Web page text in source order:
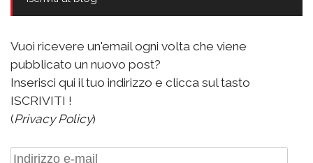
Vuoi ricevere un'email ogni volta che viene
pubblicato un nuovo post?
Inserisci qui il tuo indirizzo e clicca sul tasto
ISCRIVITI !
(Privacy Policy)
Indirizzo